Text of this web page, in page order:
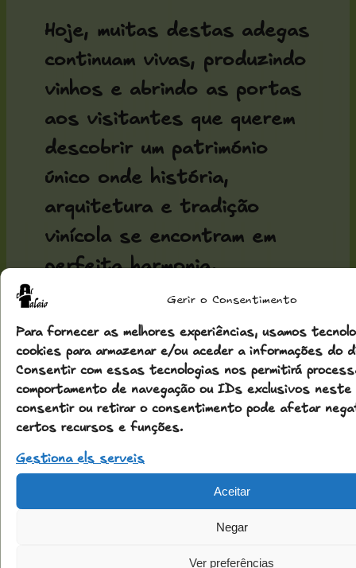
Gerir o Consentimento
Para fornecer as melhores experiências, usamos
cookies para armazenar e/ou aceder a informações do
Consentir com essas tecnologias nos permitirá
comportamento de navegação ou IDs exclusivos
consentir ou retirar o consentimento pode afetar
certos recursos e funções.
Gestiona els serveis
Aceitar
Negar
Ver preferências
Hoje, muitas destas adegas
continuam vivas, produzindo
vinhos e abrindo as portas
aos visitantes que querem
descobrir um património
único onde história,
arquitetura e tradição
vinícola se encontram em
perfeita harmonia.
Na
diferentesadegascooperativas
de uma importância
fundamental:
l'EsplugadeFrancolí (1912),
Sarral
(1917),
Queralt